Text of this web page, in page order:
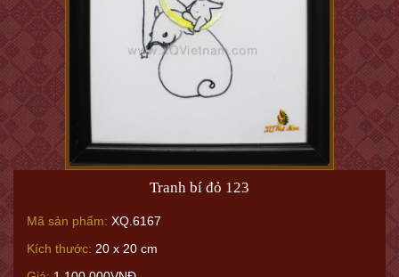
Tranh bí đỏ 123
Mã sản phẩm: XQ.6167
Kích thước: 20 x 20 cm